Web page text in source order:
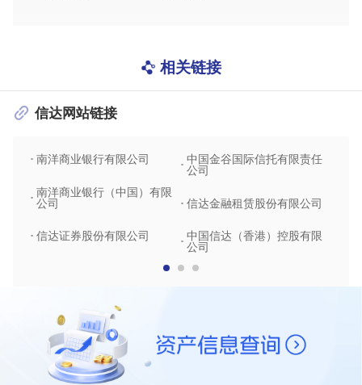
相关链接
信达网站链接
南洋商业银行有限公司
南洋商业银行（中国）有限
公司
信达证券股份有限公司
中国金谷国际信托有限责任
公司
信达金融租赁股份有限公司
中国信达（香港）控股有限
公司